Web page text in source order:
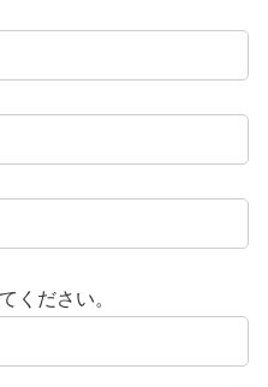
ください。